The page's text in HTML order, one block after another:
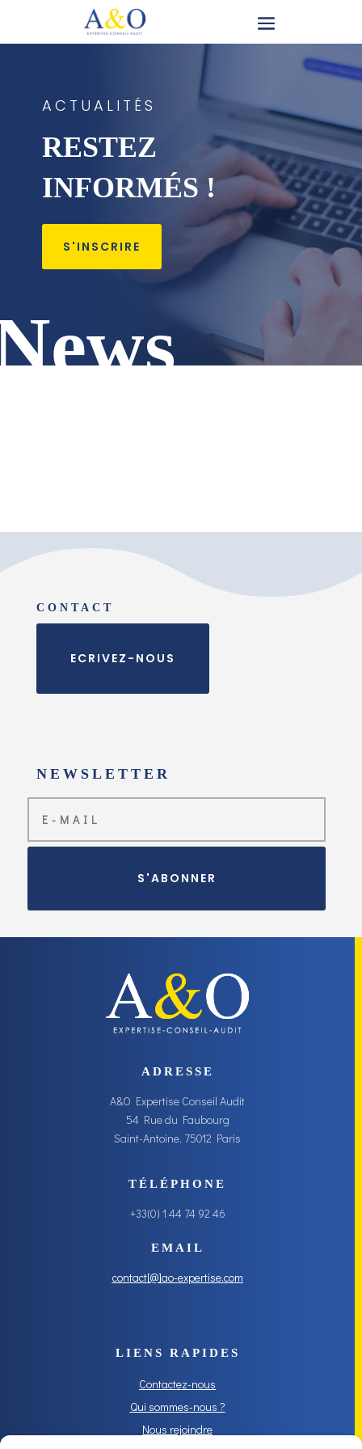
ACTUALITÉS
RESTEZ
INFORMÉS !
S'INSCRIRE
CONTACT
ECRIVEZ-NOUS
NEWSLETTER
S'ABONNER
ADRESSE
A&O Expertise Conseil Audit
54 Rue du Faubourg
Saint-Antoine, 75012 Paris
TÉLÉPHONE
+33(0) 1 44 74 92 46
EMAIL
contact[@]ao-expertise.com
LIENS RAPIDES
Contactez-nous
Qui sommes-nous ?
Nous rejoindre